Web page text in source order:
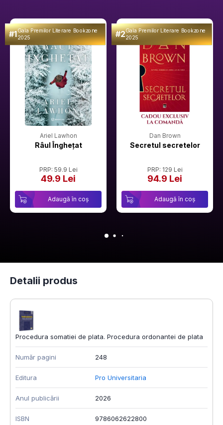
#1Gala Premilor Literare Bookzone
2025
Ariel Lawhon
Râul Înghețat
PRP: 59.9 Lei
49.9 Lei
Adaugă în coș
#2Gala Premilor Literare Bookzone
2025
Dan Brown
Secretul secretelor
PRP: 129 Lei
94.9 Lei
Adaugă în coș
Detalii produs
Procedura somatiei de plata. Procedura ordonantei de plata
Număr pagini 248
Editura Pro Universitaria
Anul publicării 2026
ISBN 9786062622800